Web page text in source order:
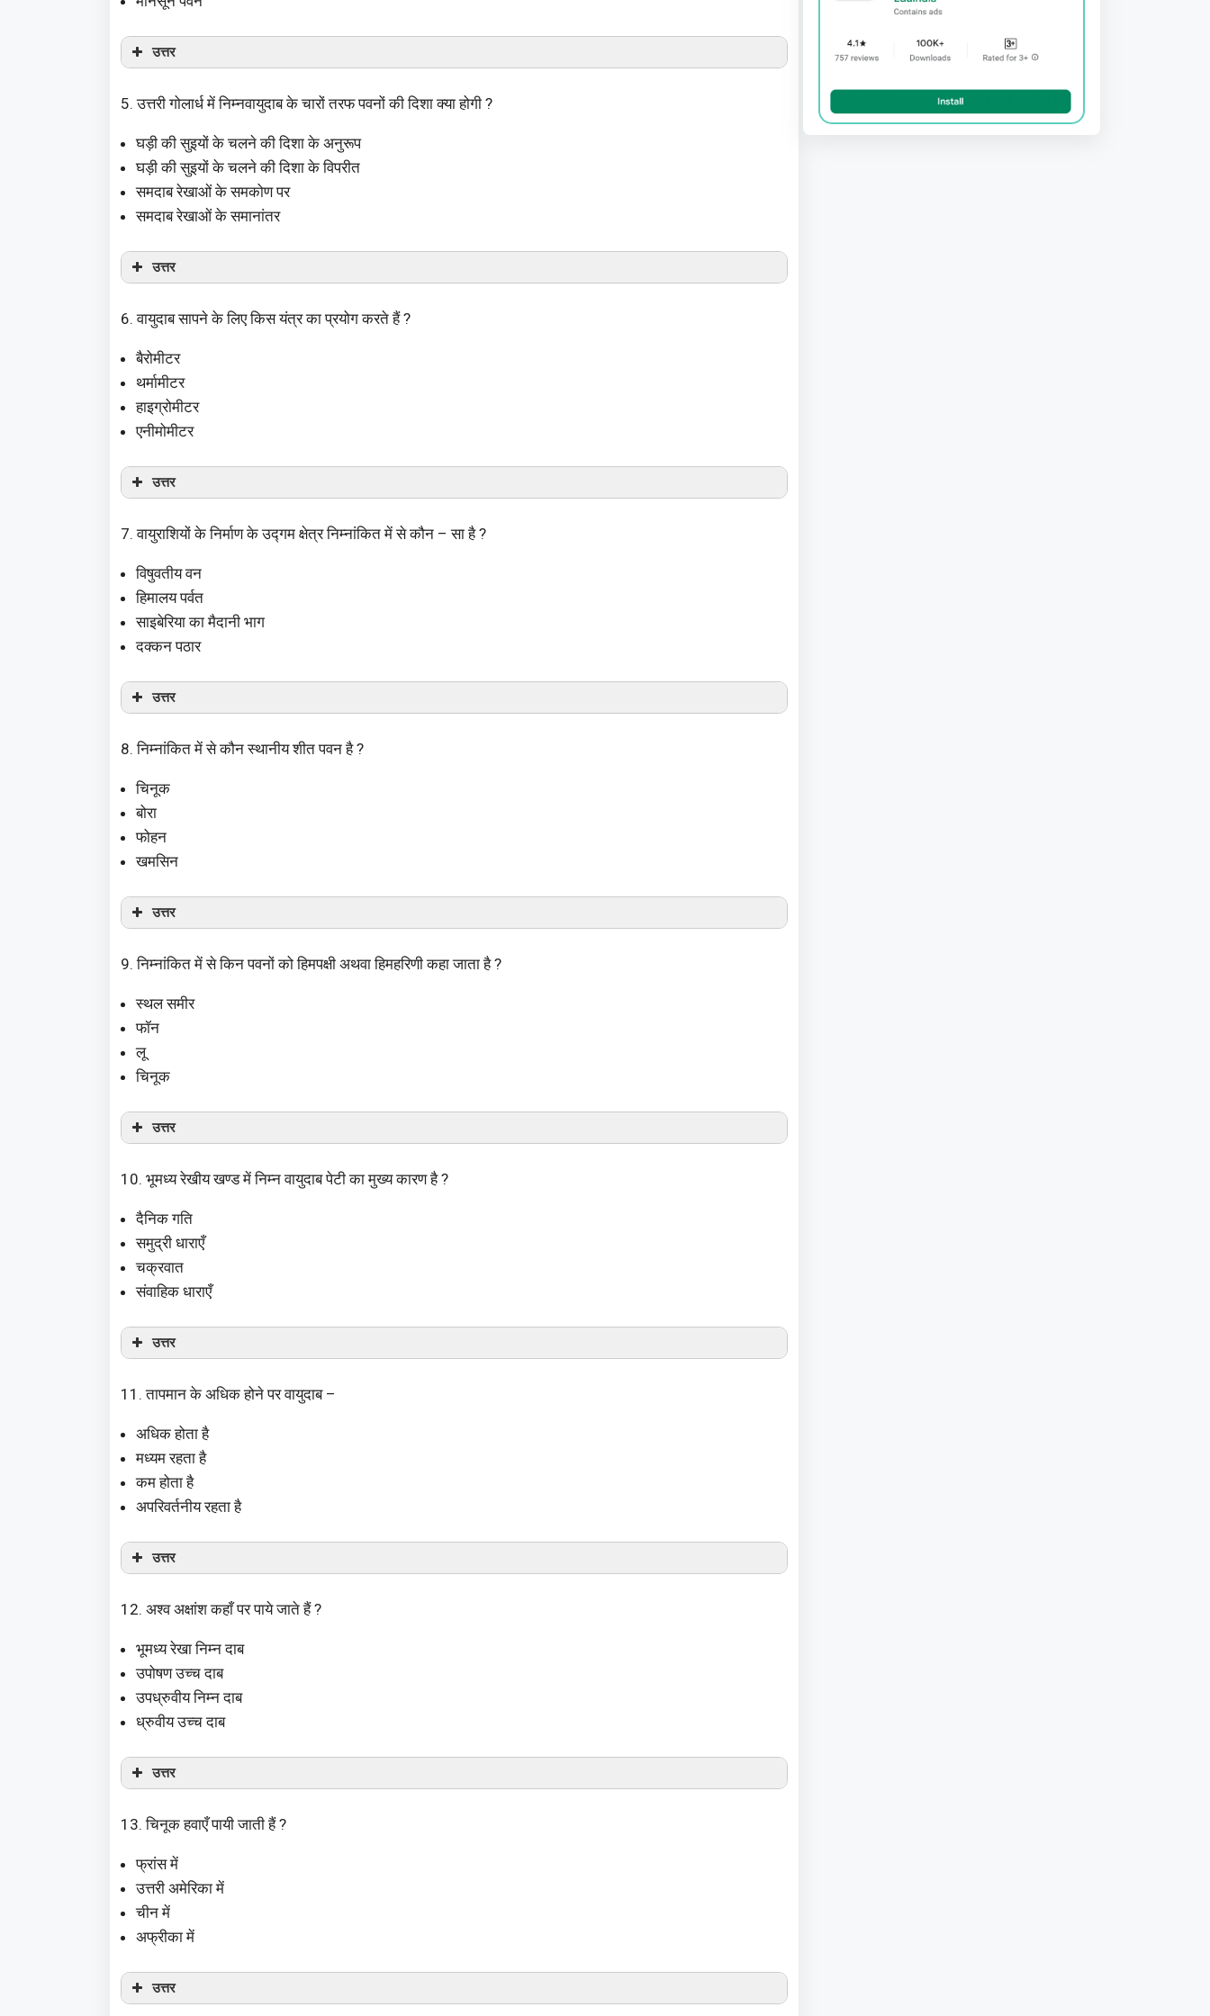
उत्तर
5. उत्तरी गोलार्ध में निम्नवायुदाब के चारों तरफ पवनों की दिशा क्या होगी ?
घड़ी की सुइयों के चलने की दिशा के अनुरूप
घड़ी की सुइयों के चलने की दिशा के विपरीत
समदाब रेखाओं के समकोण पर
समदाब रेखाओं के समानांतर
उत्तर
6. वायुदाब सापने के लिए किस यंत्र का प्रयोग करते हैं ?
बैरोमीटर
थर्मामीटर
हाइग्रोमीटर
एनीमोमीटर
उत्तर
7. वायुराशियों के निर्माण के उद्गम क्षेत्र निम्नांकित में से कौन – सा है ?
विषुवतीय वन
हिमालय पर्वत
साइबेरिया का मैदानी भाग
दक्कन पठार
उत्तर
8. निम्नांकित में से कौन स्थानीय शीत पवन है ?
चिनूक
बोरा
फोहन
खमसिन
उत्तर
9. निम्नांकित में से किन पवनों को हिमपक्षी अथवा हिमहरिणी कहा जाता है ?
स्थल समीर
फॉन
लू
चिनूक
उत्तर
10. भूमध्य रेखीय खण्ड में निम्न वायुदाब पेटी का मुख्य कारण है ?
दैनिक गति
समुद्री धाराएँ
चक्रवात
संवाहिक धाराएँ
उत्तर
11. तापमान के अधिक होने पर वायुदाब –
अधिक होता है
मध्यम रहता है
कम होता है
अपरिवर्तनीय रहता है
उत्तर
12. अश्व अक्षांश कहाँ पर पाये जाते हैं ?
भूमध्य रेखा निम्न दाब
उपोषण उच्च दाब
उपध्रुवीय निम्न दाब
ध्रुवीय उच्च दाब
उत्तर
13. चिनूक हवाएँ पायी जाती हैं ?
फ्रांस में
उत्तरी अमेरिका में
चीन में
अफ्रीका में
उत्तर